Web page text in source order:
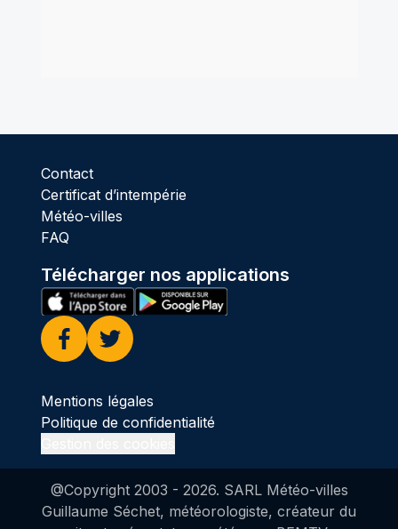
Contact
Certificat d’intempérie
Météo-villes
FAQ
Télécharger nos applications
Facebook
Twitter
Mentions légales
Politique de confidentialité
@Copyright 2003 - 2026. SARL Météo-villes
Guillaume Séchet, météorologiste, créateur du